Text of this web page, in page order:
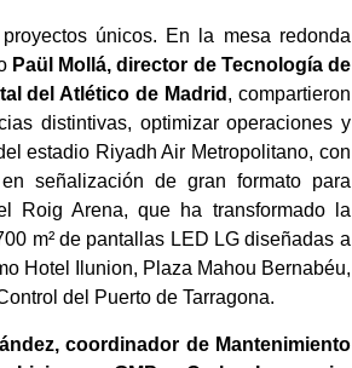
únicos. En la mesa redonda
Paül Mollá, director de Tecnología de
del Atlético de Madrid , compartieron
distintivas, optimizar operaciones y
estadio Riyadh Air Metropolitano, con
señalización de gran formato para
Roig Arena, que ha transformado la
m² de pantallas LED LG diseñadas a
Hotel Ilunion, Plaza Mahou Bernabéu,
del Puerto de Tarragona.
coordinador de Mantenimiento